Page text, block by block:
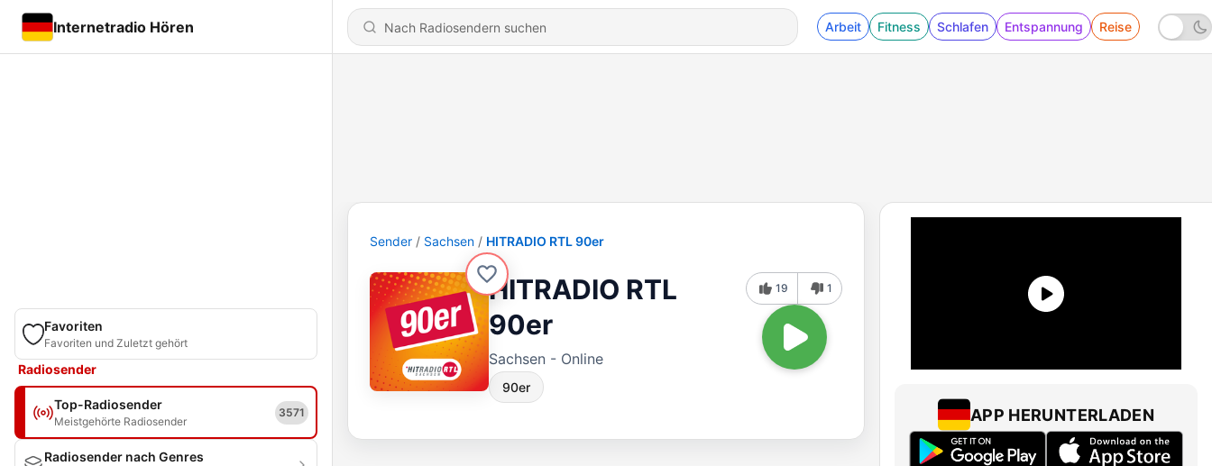
Internetradio Hören Arbeit Fitness Schlafen Entspannung Reise
Favoriten
Favoriten und Zuletzt gehört
Radiosender
Top-Radiosender
Meistgehörte Radiosender
3571
Radiosender nach Genres
Sender Sachsen HITRADIO RTL 90er
HITRADIO RTL
90er
Sachsen - Online
90er
19 1
APP HERUNTERLADEN